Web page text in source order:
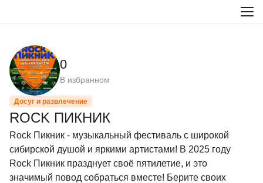
0
В избранном
Досуг и развлечение
ROCK ПИКНИК
Rock Пикник - музыкальный фестиваль с широкой
сибирской душой и яркими артистами! В 2025 году
Rock Пикник празднует своё пятилетие, и это
значимый повод собраться вместе! Берите своих